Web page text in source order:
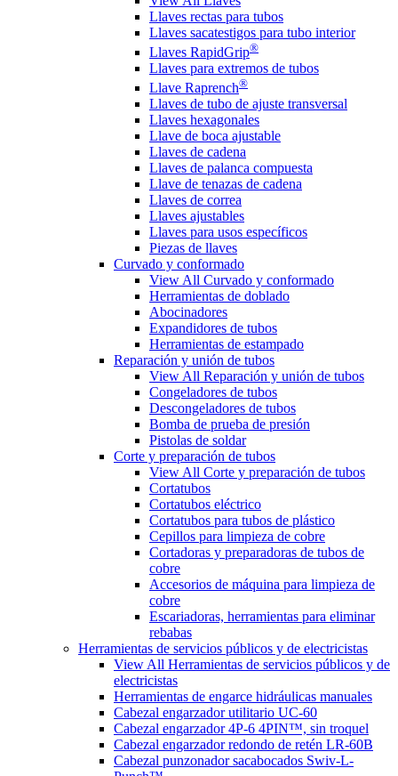
Llaves rectas para tubos
Llaves sacatestigos para tubo interior
Llaves RapidGrip®
Llaves para extremos de tubos
Llave Raprench®
Llaves de tubo de ajuste transversal
Llaves hexagonales
Llave de boca ajustable
Llaves de cadena
Llaves de palanca compuesta
Llave de tenazas de cadena
Llaves de correa
Llaves ajustables
Llaves para usos específicos
Piezas de llaves
Curvado y conformado
View All Curvado y conformado
Herramientas de doblado
Abocinadores
Expandidores de tubos
Herramientas de estampado
Reparación y unión de tubos
View All Reparación y unión de tubos
Congeladores de tubos
Descongeladores de tubos
Bomba de prueba de presión
Pistolas de soldar
Corte y preparación de tubos
View All Corte y preparación de tubos
Cortatubos
Cortatubos eléctrico
Cortatubos para tubos de plástico
Cepillos para limpieza de cobre
Cortadoras y preparadoras de tubos de
cobre
Accesorios de máquina para limpieza de
cobre
Escariadoras, herramientas para eliminar
rebabas
Herramientas de servicios públicos y de electricistas
View All Herramientas de servicios públicos y de
electricistas
Herramientas de engarce hidráulicas manuales
Cabezal engarzador utilitario UC-60
Cabezal engarzador 4P-6 4PIN™, sin troquel
Cabezal engarzador redondo de retén LR-60B
Cabezal punzonador sacabocados Swiv-L-